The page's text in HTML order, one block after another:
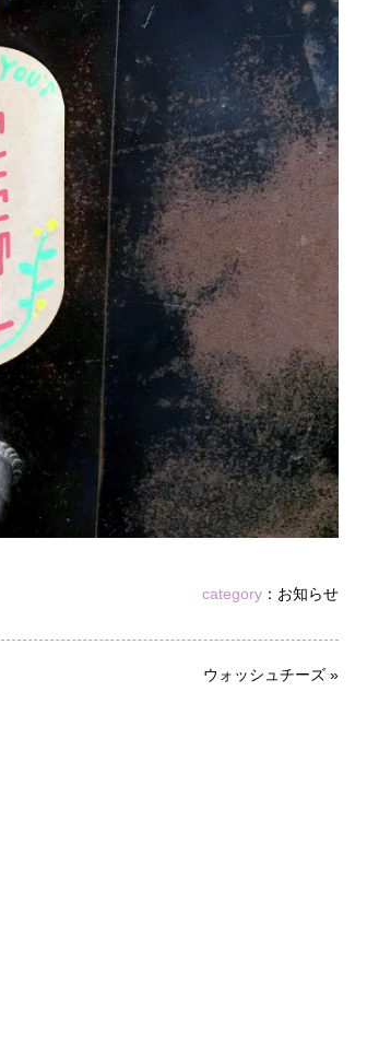
category ： お知らせ
ウォッシュチーズ »